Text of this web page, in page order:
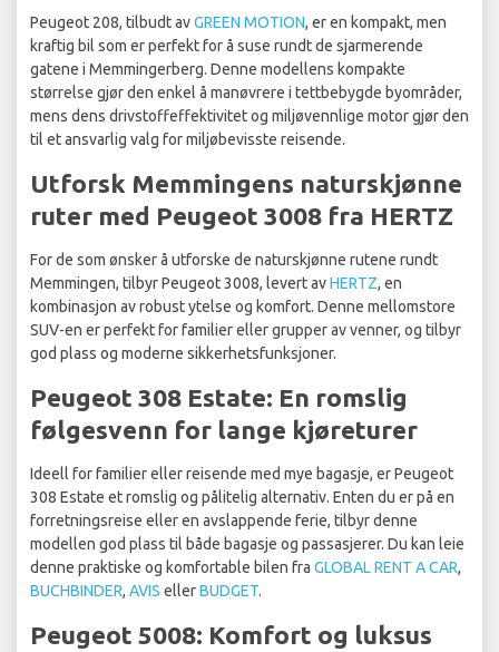
Peugeot 208, tilbudt avGREEN MOTION, er en kompakt, men
kraftig bil som er perfekt for å suse rundt de sjarmerende
gatene i Memmingerberg. Denne modellens kompakte
størrelse gjør den enkel å manøvrere i tettbebygde byområder,
mens dens drivstoffeffektivitet og miljøvennlige motor gjør den
til et ansvarlig valg for miljøbevisste reisende.
Utforsk Memmingens naturskjønne
ruter med Peugeot 3008 fra HERTZ
For de som ønsker å utforske de naturskjønne rutene rundt
Memmingen, tilbyr Peugeot 3008, levert avHERTZ, en
kombinasjon av robust ytelse og komfort. Denne mellomstore
SUV-en er perfekt for familier eller grupper av venner, og tilbyr
god plass og moderne sikkerhetsfunksjoner.
Peugeot 308 Estate: En romslig
følgesvenn for lange kjøreturer
Ideell for familier eller reisende med mye bagasje, er Peugeot
308 Estate et romslig og pålitelig alternativ. Enten du er på en
forretningsreise eller en avslappende ferie, tilbyr denne
modellen god plass til både bagasje og passasjerer. Du kan leie
denne praktiske og komfortable bilen fra GLOBAL RENT A CAR,
BUCHBINDER, AVIS ellerBUDGET.
Peugeot 5008: Komfort og luksus